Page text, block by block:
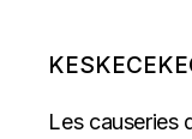
Les causeries